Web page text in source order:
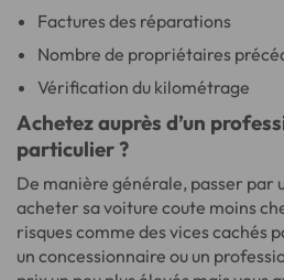
Factures des réparations
Nombre de propriétaires
Vérification du kilométrage
Achetez auprès d’un
particulier ?
De manière générale, passer par
acheter sa voiture coute moins
risques comme des vices cachés
un concessionnaire ou un